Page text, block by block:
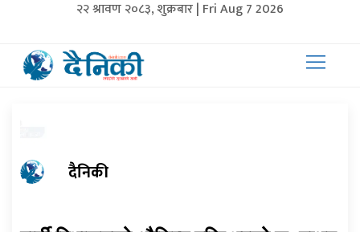
२२ श्रावण २०८३, शुक्रबार | Fri Aug 7 2026
दैनिकी